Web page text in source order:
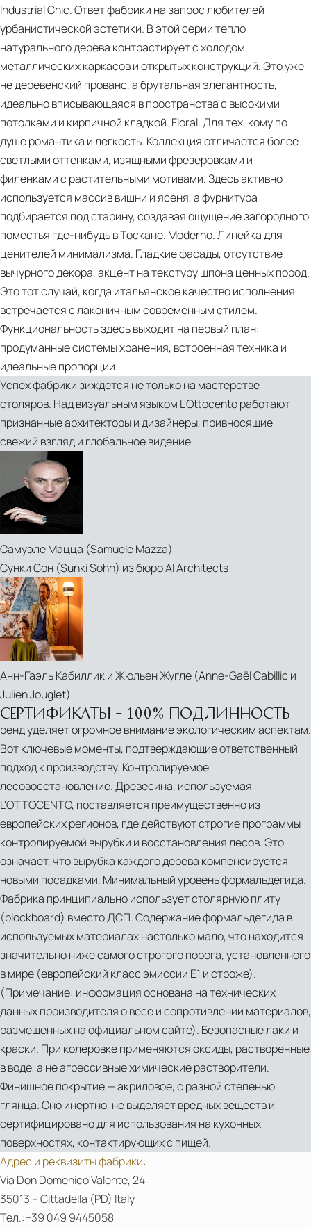
PDF
L'OTTOCENTO
worldwide
projects
(it,
en)‎
L'OTTOCENTO
future
dreaming
(it,
en)‎
Industrial Chic. Ответ фабрики на запрос любителей
урбанистической эстетики. В этой серии тепло
натурального дерева контрастирует с холодом
металлических каркасов и открытых конструкций. Это уже
не деревенский прованс, а брутальная элегантность,
идеально вписывающаяся в пространства с высокими
потолками и кирпичной кладкой. Floral. Для тех, кому по
душе романтика и легкость. Коллекция отличается более
светлыми оттенками, изящными фрезеровками и
филенками с растительными мотивами. Здесь активно
используется массив вишни и ясеня, а фурнитура
подбирается под старину, создавая ощущение загородного
поместья где-нибудь в Тоскане. Moderno. Линейка для
ценителей минимализма. Гладкие фасады, отсутствие
вычурного декора, акцент на текстуру шпона ценных пород.
Это тот случай, когда итальянское качество исполнения
встречается с лаконичным современным стилем.
Функциональность здесь выходит на первый план:
продуманные системы хранения, встроенная техника и
идеальные пропорции.
Успех фабрики зиждется не только на мастерстве
столяров. Над визуальным языком L'Ottocento работают
признанные архитекторы и дизайнеры, привносящие
свежий взгляд и глобальное видение.
Самуэле Мацца (Samuele Mazza)
Сунки Сон (Sunki Sohn) из бюро AI Architects
Анн-Гаэль Кабиллик и Жюльен Жугле (Anne-Gaël Cabillic и
Julien Jouglet).
СЕРТИФИКАТЫ – 100% ПОДЛИННОСТЬ
ренд уделяет огромное внимание экологическим аспектам.
Вот ключевые моменты, подтверждающие ответственный
подход к производству. Контролируемое
лесовосстановление. Древесина, используемая
L'OTTOCENTO, поставляется преимущественно из
европейских регионов, где действуют строгие программы
контролируемой вырубки и восстановления лесов. Это
означает, что вырубка каждого дерева компенсируется
новыми посадками. Минимальный уровень формальдегида.
Фабрика принципиально использует столярную плиту
(blockboard) вместо ДСП. Содержание формальдегида в
используемых материалах настолько мало, что находится
значительно ниже самого строгого порога, установленного
в мире (европейский класс эмиссии E1 и строже).
(Примечание: информация основана на технических
данных производителя о весе и сопротивлении материалов,
размещенных на официальном сайте). Безопасные лаки и
краски. При колеровке применяются оксиды, растворенные
в воде, а не агрессивные химические растворители.
Финишное покрытие — акриловое, с разной степенью
глянца. Оно инертно, не выделяет вредных веществ и
сертифицировано для использования на кухонных
поверхностях, контактирующих с пищей.
Адрес и реквизиты фабрики:
Via Don Domenico Valente, 24
35013 – Cittadella (PD) Italy
Тел.:+39 049 9445058